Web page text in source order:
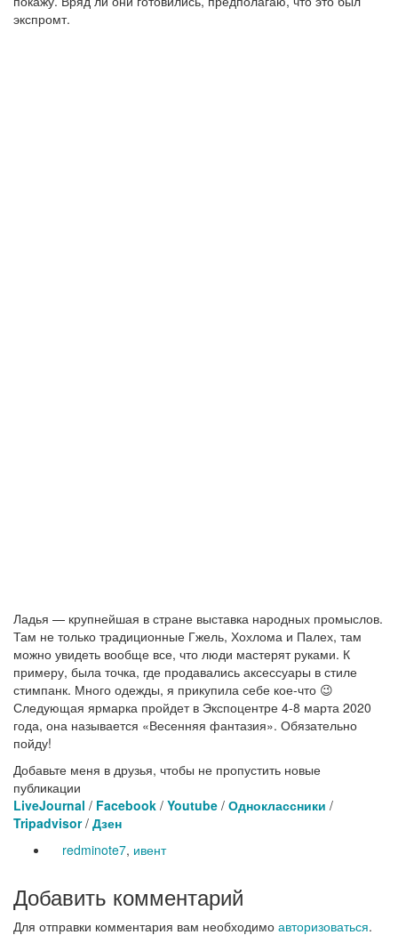
экспромт.
Ладья — крупнейшая в стране выставка народных промыслов.
Там не только традиционные Гжель, Хохлома и Палех, там
можно увидеть вообще все, что люди мастерят руками. К
примеру, была точка, где продавались аксессуары в стиле
стимпанк. Много одежды, я прикупила себе кое-что 😉
Следующая ярмарка пройдет в Экспоцентре 4-8 марта 2020
года, она называется «Весенняя фантазия». Обязательно
пойду!
Добавьте меня в друзья, чтобы не пропустить новые
публикации
LiveJournal / Facebook / Youtube / Одноклассники /
Tripadvisor/ Дзен
redminote7, ивент
Добавить комментарий
Для отправки комментария вам необходимо авторизоваться.